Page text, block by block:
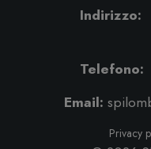
Indirizzo:
Telefono:
Email:
Privacy